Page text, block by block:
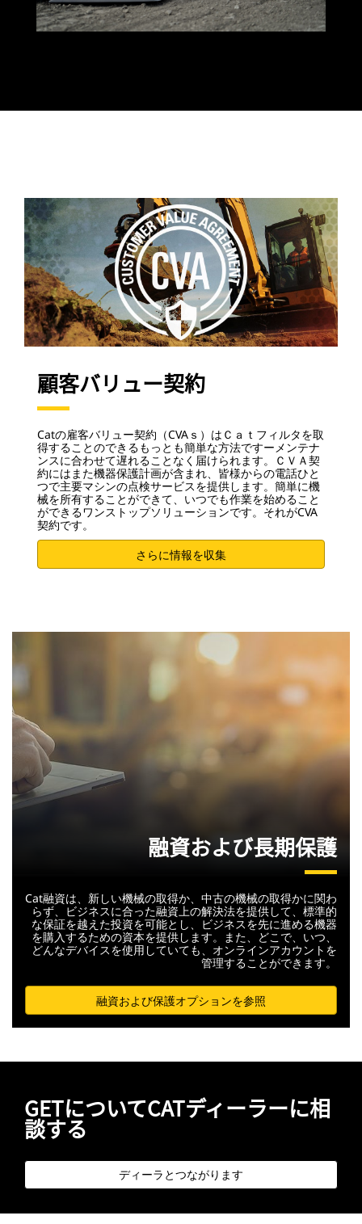
顧客バリュー契約
Catの雇客バリュー契約（CVAｓ）はＣａｔフィルタを取
得することのできるもっとも簡単な方法ですーメンテナ
ンスに合わせて遅れることなく届けられます。ＣＶＡ契
約にはまた機器保護計画が含まれ、皆様からの電話ひと
つで主要マシンの点検サービスを提供します。簡単に機
械を所有することができて、いつでも作業を始めること
ができるワンストップソリューションです。それがCVA
契約です。
さらに情報を収集
融資および長期保護
Cat融資は、新しい機械の取得か、中古の機械の取得かに関わ
らず、ビジネスに合った融資上の解決法を提供して、標準的
な保証を越えた投資を可能とし、ビジネスを先に進める機器
を購入するための資本を提供します。また、どこで、いつ、
どんなデバイスを使用していても、オンラインアカウントを
管理することができます。
融資および保護オプションを参照
GETについてCATディーラーに相
談する
ディーラとつながります